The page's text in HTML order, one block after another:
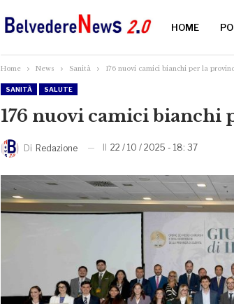
HOME
Home News Sanità 176 nuovi camici bianchi per la
SANITÀ SALUTE
176 nuovi camici bianchi
Di Redazione 22 / 10 / 2025 - 18: 37